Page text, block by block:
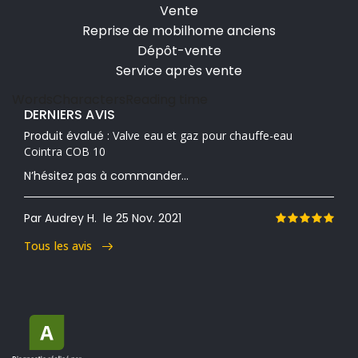
Vente
Reprise de mobilhome anciens
Dépôt-vente
Service après vente
DERNIERS AVIS
Produit évalué : Valve eau et gaz pour chauffe-eau
Cointra COB 10
N’hésitez pas à commander...
Par Audrey H. le 25 Nov. 2021
Tous les avis